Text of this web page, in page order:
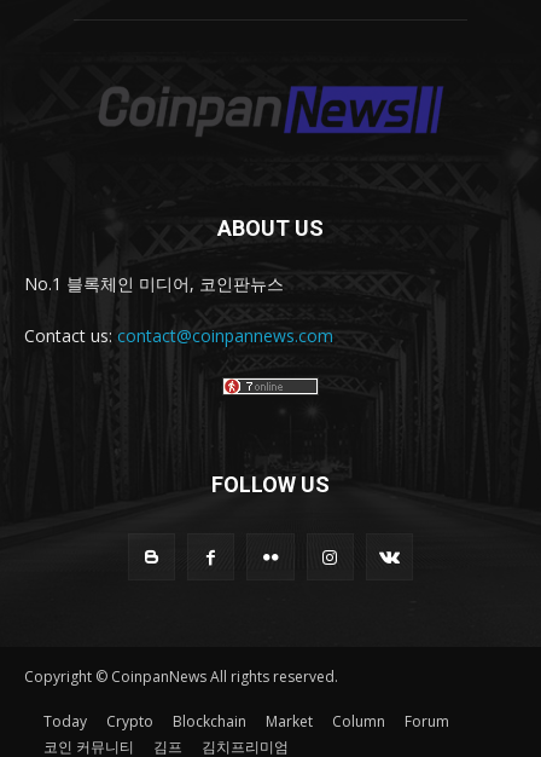
ABOUT US
No.1 블록체인 미디어, 코인판뉴스
Contact us: contact@coinpannews.com
FOLLOW US
Copyright © CoinpanNews All rights reserved.
Today Crypto Blockchain Market Column
Forum
코인 커뮤니티
김프 김치프리미엄